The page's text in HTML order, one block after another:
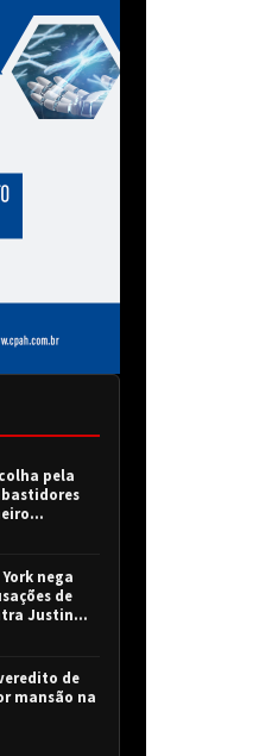
pela
bastidores
nega
de
Justin
de
mansão na